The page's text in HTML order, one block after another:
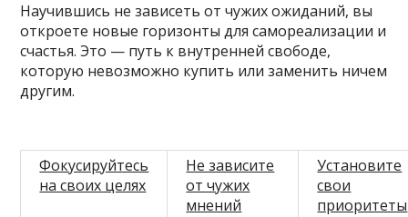
Научившись не зависеть от чужих ожиданий, вы
откроете новые горизонты для самореализации и
счастья. Это — путь к внутренней свободе,
которую невозможно купить или заменить ничем
другим.
Фокусируйтесь
на своих целях
Не зависите
от чужих
мнений
Установите
свои
приоритеты